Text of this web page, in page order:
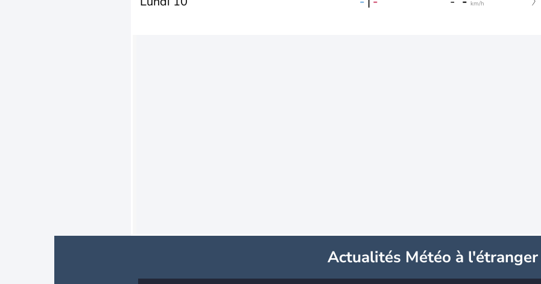
km/h
Actualités Météo à l'étranger